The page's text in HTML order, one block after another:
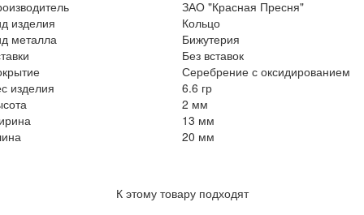
ЗАО "Красная Пресня"
изделия
Кольцо
металла
Бижутерия
Без вставок
Серебрение с оксидированием
изделия
6.6 гр
2 мм
13 мм
20 мм
К этому товару подходят